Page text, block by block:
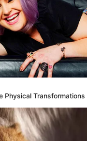
Physical